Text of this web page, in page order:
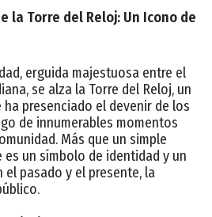
la Torre del Reloj: Un Icono de
erguida majestuosa entre el
se alza la Torre del Reloj, un
presenciado el devenir de los
de innumerables momentos
Más que un simple
un símbolo de identidad y un
pasado y el presente, la